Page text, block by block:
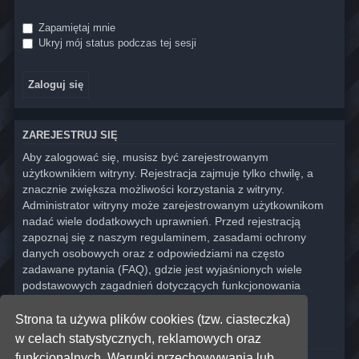
Strona ta używa plików cookies (tzw. ciasteczka)
w celach statystycznych, reklamowych oraz
Zapamiętaj mnie
Ukryj mój status podczas tej sesji
ZAREJESTRUJ SIĘ
Aby zalogować się, musisz być zarejestrowanym
użytkownikiem witryny. Rejestracja zajmuje tylko chwilę, a
znacznie zwiększa możliwości korzystania z witryny.
Administrator witryny może zarejestrowanym użytkownikom
nadać wiele dodatkowych uprawnień. Przed rejestracją
zapoznaj się z naszym regulaminem, zasadami ochrony
danych osobowych oraz z odpowiedziami na często
zadawane pytania (FAQ), gdzie jest wyjaśnionych wiele
podstawowych zagadnień dotyczących funkcjonowania
| Zasady ochrony danych osobowych